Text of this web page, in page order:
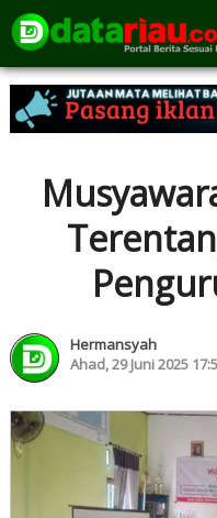
Hermansyah
Ahad, 29 Juni 2025